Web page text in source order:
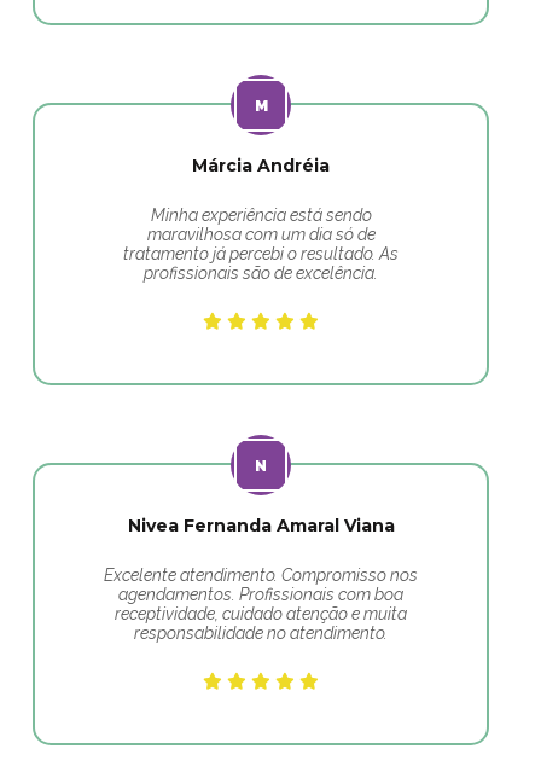
Márcia Andréia
Minha experiência está sendo
maravilhosa com um dia só de
tratamento já percebi o resultado. As
profissionais são de excelência.
Nivea Fernanda Amaral Viana
Excelente atendimento. Compromisso nos
agendamentos. Profissionais com boa
receptividade, cuidado atenção e muita
responsabilidade no atendimento.